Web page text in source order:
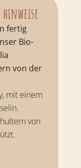
fertig
Bio-
von der
mit einem
von